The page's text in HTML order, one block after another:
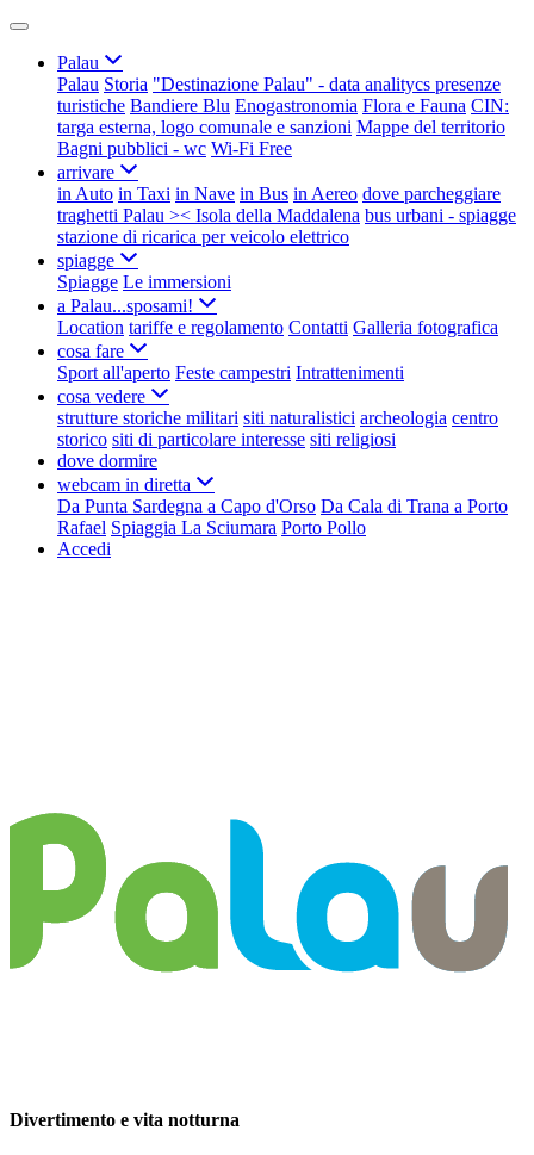
Palau
Palau Storia "Destinazione Palau" - data analitycs presenze
turistiche Bandiere Blu Enogastronomia Flora e Fauna CIN:
targa esterna, logo comunale e sanzioni Mappe del territorio
Bagni pubblici - wc Wi-Fi Free
arrivare
in Auto in Taxi in Nave in Bus in Aereo dove parcheggiare
traghetti Palau >< Isola della Maddalena bus urbani - spiagge
stazione di ricarica per veicolo elettrico
spiagge
Spiagge Le immersioni
a Palau...sposami!
Location tariffe e regolamento Contatti Galleria fotografica
cosa fare
Sport all'aperto Feste campestri Intrattenimenti
cosa vedere
strutture storiche militari siti naturalistici archeologia centro
storico siti di particolare interesse siti religiosi
dove dormire
webcam in diretta
Da Punta Sardegna a Capo d'Orso Da Cala di Trana a Porto
Rafael Spiaggia La Sciumara Porto Pollo
Accedi
Divertimento e vita notturna